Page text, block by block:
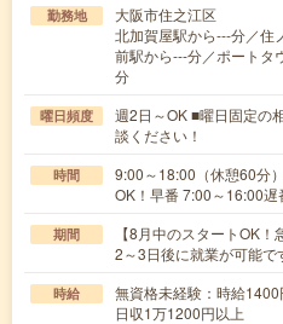
勤務地
大阪市住之江区
北加賀屋駅から---分／住
前駅から---分／ポートタ
分
曜日頻度
週2日～OK ■曜日固定の
談ください！
時間
9:00～18:00（休憩60分
OK！早番 7:00～16:00
期間
【8月中のスタートOK
2～3日後に就業が可能で
時給
無資格未経験：時給
日収1万1200円以上